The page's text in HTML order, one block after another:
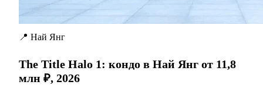
📍 Най Янг
The Title Halo 1: кондо в Най Янг от 11,8
млн ₽, 2026